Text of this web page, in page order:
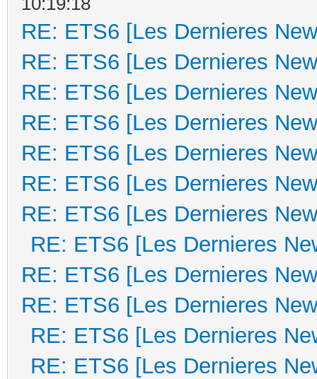
RE: ETS6 [Les Dernieres
RE: ETS6 [Les Dernieres
RE: ETS6 [Les Dernieres
RE: ETS6 [Les Dernieres
RE: ETS6 [Les Dernieres
RE: ETS6 [Les Dernieres
RE: ETS6 [Les Dernieres
RE: ETS6 [Les Dernieres
RE: ETS6 [Les Dernieres
RE: ETS6 [Les Dernieres
RE: ETS6 [Les Dernieres
RE: ETS6 [Les Dernieres